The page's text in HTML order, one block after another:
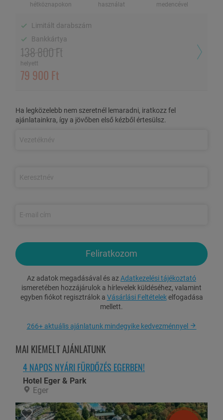
Kizárólag
hétköznapokon
Wellness használat
Limitált darabszám
Bankkártya
AZ AJÁNLAT TARTALMA
3 nap/2 éjszaka szállás 2 fő részére erkély nélküli kétágyas
Külső, 10x18 méteres feszített víztükrű úszómedence
Külső-, belső gyógyvizes élménymedence
Panorámás finn szauna, gyógynövényes kabin, gőzkabin,
Bio szauna (eltérő nyári és téli nyitvatartással)
Kültéri naturista szaunaház merülőmedencével (eltérő
nyári és téli nyitvatartással)
Napozóterasz napozóágyakkal
sóbarlang használat VAGYegy csésze kávé/tea a bárban
Zárt parkoló használat
Idegenforgalmi adó 2025-ben: 700 Ft/fő/éj (18 éves kortól)
hétköznapokon
használat
medencével
Limitált darabszám
Bankkártya
138 800 Ft
helyett
79 900 Ft
Ha legközelebb nem szeretnél lemaradni, iratkozz fel
ajánlatainkra, így a jövőben első kézből értesülsz.
Feliratkozom
Az adatok megadásával és az Adatkezelési tájékoztató
ismeretében hozzájárulok a hírlevelek küldéséhez, valamint
egyben fiókot regisztrálok a Vásárlási Feltételekelfogadása
mellett.
266+ aktuális ajánlatunk mindegyike kedvezménnyel
MAI KIEMELT AJÁNLATUNK
4 NAPOS NYÁRI FÜRDŐZÉS EGERBEN!
Hotel Eger & Park
Eger